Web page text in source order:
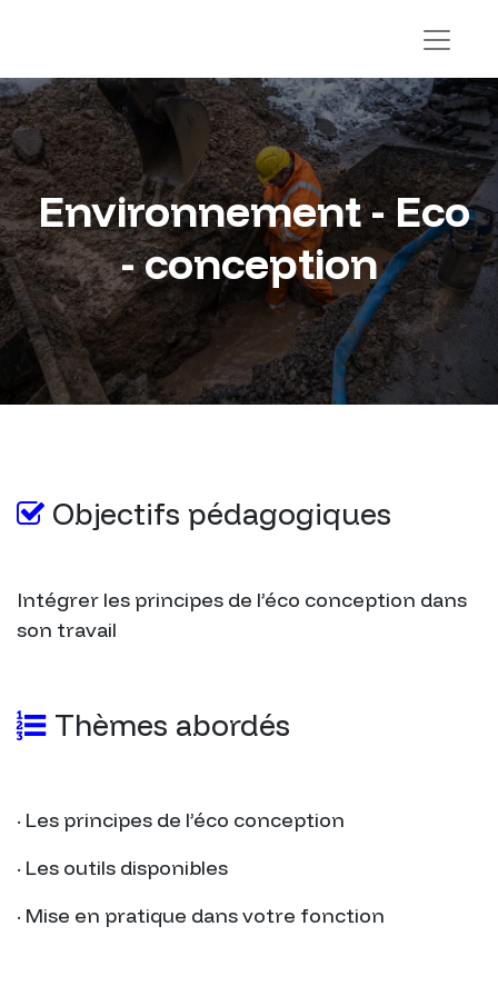
Environnement - Eco
- conception
Objectifs pédagogiques
Intégrer les principes de l’éco conception dans
son travail
Thèmes abordés
· Les principes de l’éco conception
· Les outils disponibles
· Mise en pratique dans votre fonction